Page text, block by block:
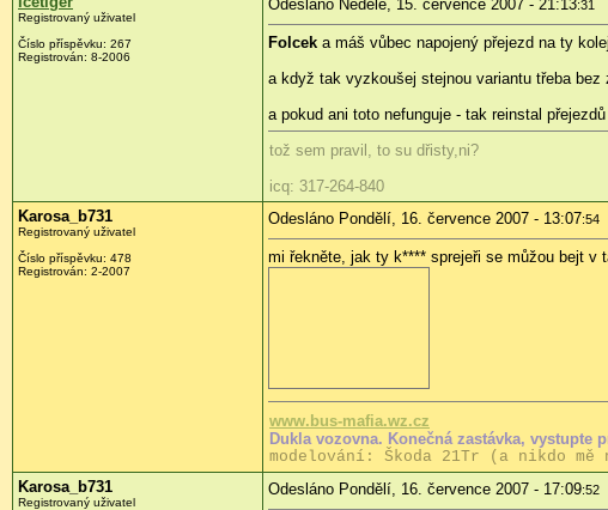
Registrovaný uživatel
Číslo příspěvku: 267
Registrován: 8-2006
Odesláno Neděle, 15. července 2007 - 21:13:31
Folcek a máš vůbec napojený přejezd na ty
a když tak vyzkoušej stejnou variantu třeba
a pokud ani toto nefunguje - tak reinstal
tož sem pravil, to su dřisty,ni?
icq: 317-264-840
Karosa_b731
Registrovaný uživatel
Číslo příspěvku: 478
Registrován: 2-2007
Odesláno Pondělí, 16. července 2007 - 13:07:54
mi řekněte, jak ty k**** sprejeři se můžou bejt v
www.bus-mafia.wz.cz
Dukla vozovna. Konečná zastávka, vystupte
modelování: Škoda 21Tr (a nikdo mě
Karosa_b731
Registrovaný uživatel
Odesláno Pondělí, 16. července 2007 - 17:09:52